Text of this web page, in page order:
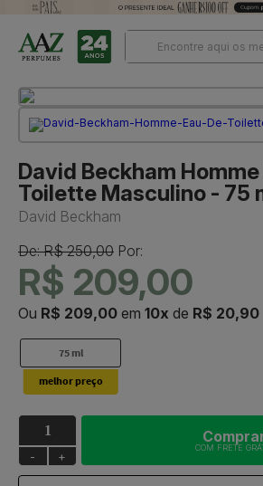
David Beckham Homme
Toilette Masculino - 75
David Beckham
De: R$ 250,00 Por:
R$ 209,00
Ou R$ 209,00 em 10x de R$ 20,90
75 ml
- +
COM FRETE